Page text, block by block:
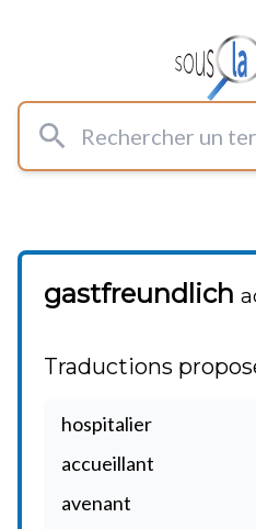
Rechercher un terme allemand
gastfreundlich
Traductions
hospitalier
accueillant
avenant